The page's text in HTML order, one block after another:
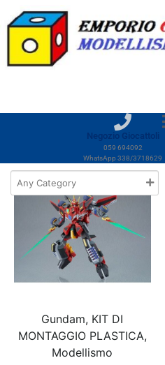
Negozio Giocattoli
059 694092
WhatsApp 338/3718629
Home Prodotti Goodsm
Goodsm
Gundam, KIT DI
MONTAGGIO PLASTICA,
Modellismo